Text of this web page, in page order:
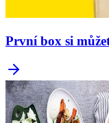
První box si